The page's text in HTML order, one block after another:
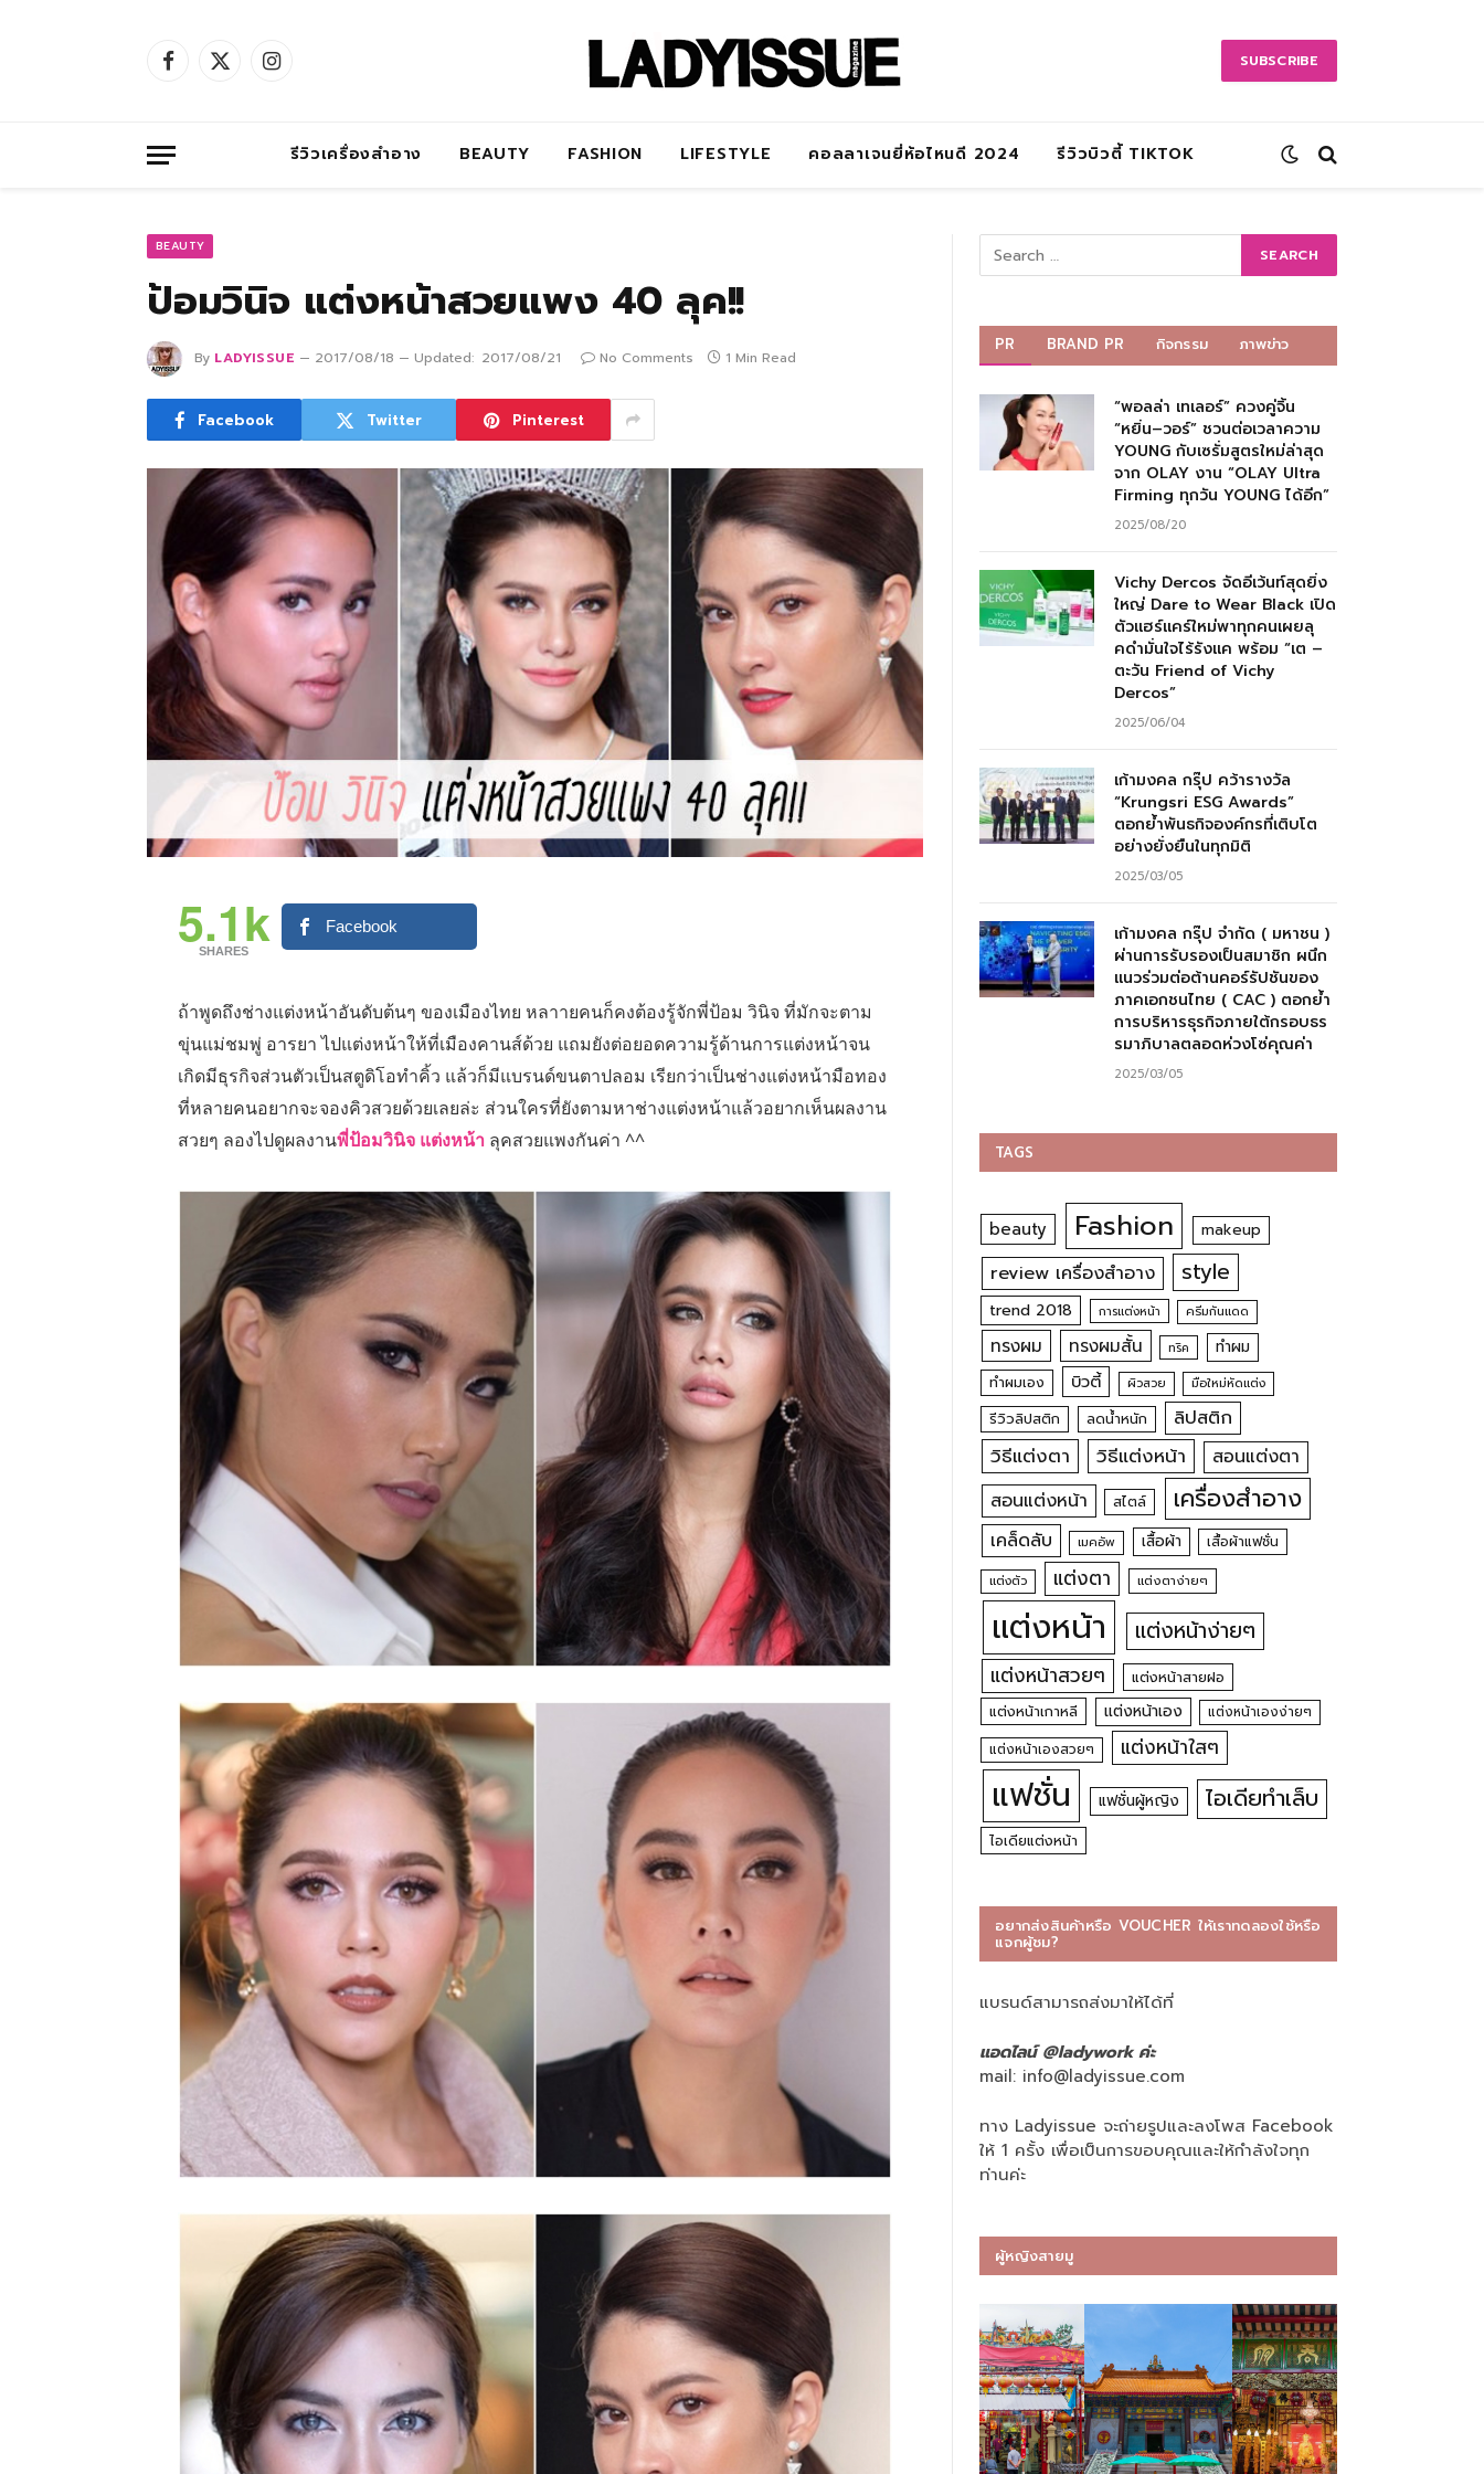
Facebook
X
Instagram SUBSCRIBE
รีวิวเครื่องสำอาง BEAUTY FASHION LIFESTYLE คอลลาเจนยี่ห้อไหนดี 2024 รีวิวบิวตี้ TIKTOK
BEAUTY
ป้อมวินิจ แต่งหน้าสวยแพง 40 ลุค!!
By LADYISSUE 2017/08/18 Updated: 2017/08/21 No Comments 1 Min Read
Facebook Twitter Pinterest
5.1k
SHARES
Facebook
ถ้าพูดถึงช่างแต่งหน้าอันดับต้นๆ ของเมืองไทย หลาายคนก็คงต้องรู้จักพี่ป้อม วินิจ ที่มักจะตาม
ขุ่นแม่ชมพู่ อารยา ไปแต่งหน้าให้ที่เมืองคานส์ด้วย แถมยังต่อยอดความรู้ด้านการแต่งหน้าจน
เกิดมีธุรกิจส่วนตัวเป็นสตูดิโอทำคิ้ว แล้วก็มีแบรนด์ขนตาปลอม เรียกว่าเป็นช่างแต่งหน้ามือทอง
ที่หลายคนอยากจะจองคิวสวยด้วยเลยล่ะ ส่วนใครที่ยังตามหาช่างแต่งหน้าแล้วอยากเห็นผลงาน
สวยๆ ลองไปดูผลงานพี่ป้อมวินิจ แต่งหน้าลุคสวยแพงกันค่า ^^
PR BRAND PR กิจกรรม ภาพข่าว
“พอลล่า เทเลอร์” ควงคู่จิ้น
“หยิ่น–วอร์” ชวนต่อเวลาความ
YOUNG กับเซรั่มสูตรใหม่ล่าสุด
จาก OLAY งาน “OLAY Ultra
Firming ทุกวัน YOUNG ได้อีก”
2025/08/20
Vichy Dercos จัดอีเว้นท์สุดยิ่ง
ใหญ่ Dare to Wear Black เปิด
ตัวแฮร์แคร์ใหม่พาทุกคนเผยลุ
คดำมั่นใจไร้รังแค พร้อม “เต –
ตะวัน Friend of Vichy
Dercos”
2025/06/04
เก้ามงคล กรุ๊ป คว้ารางวัล
“Krungsri ESG Awards”
ตอกย้ำพันธกิจองค์กรที่เติบโต
อย่างยั่งยืนในทุกมิติ
2025/03/05
เก้ามงคล กรุ๊ป จำกัด ( มหาชน )
ผ่านการรับรองเป็นสมาชิก ผนึก
แนวร่วมต่อต้านคอร์รัปชันของ
ภาคเอกชนไทย ( CAC ) ตอกย้ำ
การบริหารธุรกิจภายใต้กรอบธร
รมาภิบาลตลอดห่วงโซ่คุณค่า
2025/03/05
TAGS
beauty Fashion makeup
review เครื่องสำอาง style
trend 2018 การแต่งหน้า ครีมกันแดด
ทรงผม ทรงผมสั้น ทริค ทำผม
ทำผมเอง บิวตี้ ผิวสวย มือใหม่หัดแต่ง
รีวิวลิปสติก ลดน้ำหนัก ลิปสติก
วิธีแต่งตา วิธีแต่งหน้า สอนแต่งตา
สอนแต่งหน้า สไตล์ เครื่องสำอาง
เคล็ดลับ เมคอัพ เสื้อผ้า เสื้อผ้าแฟชั่น
แต่งตัว แต่งตา แต่งตาง่ายๆ
แต่งหน้า แต่งหน้าง่ายๆ
แต่งหน้าสวยๆ
แต่งหน้าสายฝอ
แต่งหน้าเกาหลี
แต่งหน้าเอง
แต่งหน้าเองง่ายๆ
แต่งหน้าเองสวยๆ
แต่งหน้าใสๆ
แฟชั่น แฟชั่นผู้หญิง ไอเดียทำเล็บ
ไอเดียแต่งหน้า
อยากส่งสินค้าหรือ VOUCHER ให้เราทดลองใช้หรือ
แจกผู้ชม?
แบรนด์สามารถส่งมาให้ได้ที่
แอดไลน์ @ladywork ค่ะ
mail: info@ladyissue.com
ทาง Ladyissue จะถ่ายรูปและลงโพส Facebook
ให้ 1 ครั้ง เพื่อเป็นการขอบคุณและให้กำลังใจทุก
ท่านค่ะ
ผู้หญิงสายมู